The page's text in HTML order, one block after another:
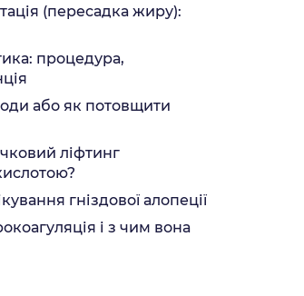
(пересадка жиру):
процедура,
або як потовщити
ліфтинг
гніздової алопеції
і з чим вона